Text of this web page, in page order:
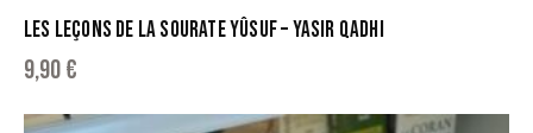
LES LEÇONS DE LA SOURATE YÛSUF – YASIR QADHI
9,90€